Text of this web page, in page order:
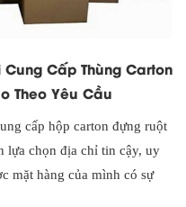
Cung Cấp Thùng Carton
Theo Yêu Cầu
cấp hộp carton đựng ruột
lựa chọn địa chỉ tin cậy, uy
mặt hàng của mình có sự